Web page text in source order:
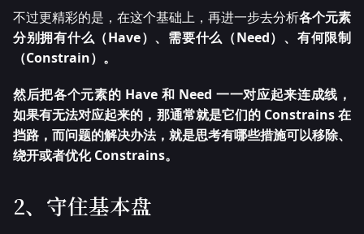
不过更精彩的是，在这个基础上，再进一步去分析各个元素
分别拥有什么（Have）、需要什么（Need）、有何限制
（Constrain）。
然后把各个元素的 Have 和 Need 一一对应起来连成线，
如果有无法对应起来的，那通常就是它们的 Constrains 在
挡路，而问题的解决办法，就是思考有哪些措施可以移除、
绕开或者优化 Constrains。
2、守住基本盘